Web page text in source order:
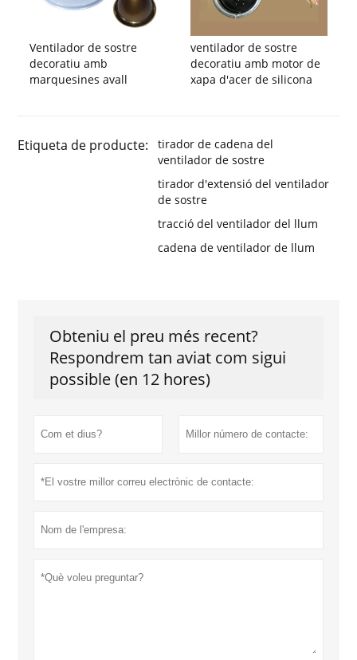
Ventilador de sostre
decoratiu amb
marquesines avall
ventilador de sostre
decoratiu amb motor de
xapa d'acer de silicona
Etiqueta de producte:
tirador de cadena del
ventilador de sostre
tirador d'extensió del ventilador
de sostre
tracció del ventilador del llum
cadena de ventilador de llum
Obteniu el preu més recent?
Respondrem tan aviat com sigui
possible (en 12 hores)